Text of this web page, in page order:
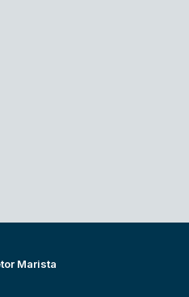
Marista